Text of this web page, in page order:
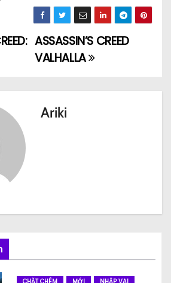
ASSASSIN’S CREED
VALHALLA
Ariki